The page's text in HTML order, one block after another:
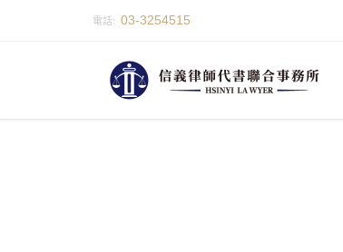
電話: 03-3254515